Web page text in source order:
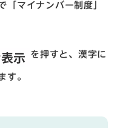
「マイナンバー制度」
を押すと、漢字に
す。